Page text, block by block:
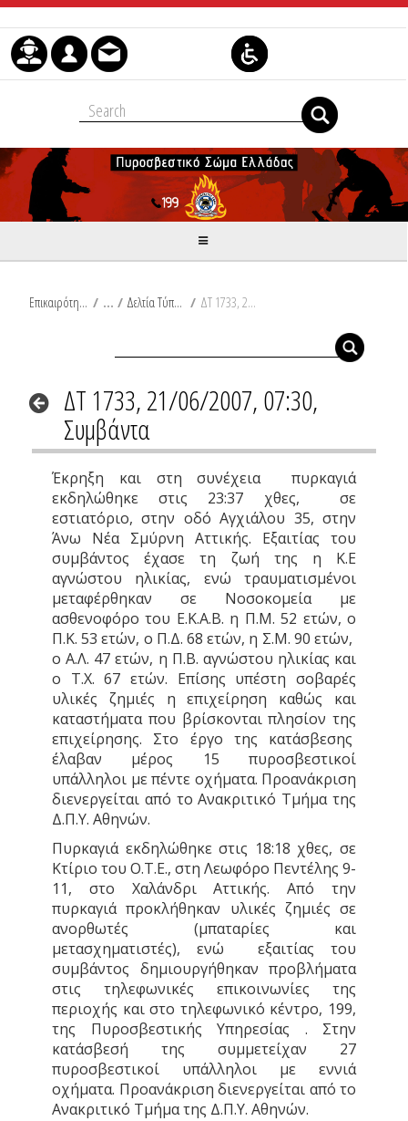
Μετάβαση στο περιεχόμενο
Επικαιρότητα / Δελτία Τύπου / ΔΤ 1733, 21/06/2007, 07:30, Συμβάντα
ΔΤ 1733, 21/06/2007, 07:30,
Συμβάντα
Έκρηξη και στη συνέχεια πυρκαγιά
εκδηλώθηκε στις 23:37 χθες, σε
εστιατόριο, στην οδό Αγχιάλου 35, στην
Άνω Νέα Σμύρνη Αττικής. Εξαιτίας του
συμβάντος έχασε τη ζωή της η Κ.Ε
αγνώστου ηλικίας, ενώ τραυματισμένοι
μεταφέρθηκαν σε Νοσοκομεία με
ασθενοφόρο του Ε.Κ.Α.Β. η Π.Μ. 52 ετών, ο
Π.Κ. 53 ετών, ο Π.Δ. 68 ετών, η Σ.Μ. 90 ετών,
ο Α.Λ. 47 ετών, η Π.Β. αγνώστου ηλικίας και
ο Τ.X. 67 ετών. Επίσης υπέστη σοβαρές
υλικές ζημιές η επιχείρηση καθώς και
καταστήματα που βρίσκονται πλησίον της
επιχείρησης. Στο έργο της κατάσβεσης
έλαβαν μέρος 15 πυροσβεστικοί
υπάλληλοι με πέντε οχήματα. Προανάκριση
διενεργείται από το Ανακριτικό Τμήμα της
Δ.Π.Υ. Αθηνών.
Πυρκαγιά εκδηλώθηκε στις 18:18 χθες, σε
Κτίριο του Ο.Τ.Ε., στη Λεωφόρο Πεντέλης 9-
11, στο Χαλάνδρι Αττικής. Από την
πυρκαγιά προκλήθηκαν υλικές ζημιές σε
ανορθωτές (μπαταρίες και
μετασχηματιστές), ενώ εξαιτίας του
συμβάντος δημιουργήθηκαν προβλήματα
στις τηλεφωνικές επικοινωνίες της
περιοχής και στο τηλεφωνικό κέντρο, 199,
της Πυροσβεστικής Υπηρεσίας . Στην
κατάσβεσή της συμμετείχαν 27
πυροσβεστικοί υπάλληλοι με εννιά
οχήματα. Προανάκριση διενεργείται από το
Ανακριτικό Τμήμα της Δ.Π.Υ. Αθηνών.